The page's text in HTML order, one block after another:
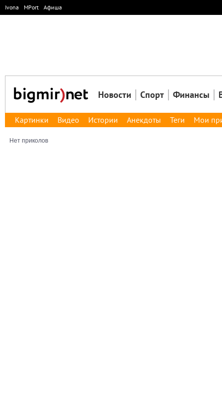
Ivona MPort Афиша
Новости Спорт Финансы
Картинки Видео Истории Анекдоты Теги Мои
Нет приколов